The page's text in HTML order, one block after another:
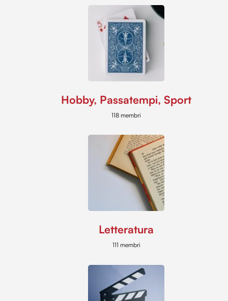
Hobby, Passatempi, Sport
118 membri
Letteratura
111 membri